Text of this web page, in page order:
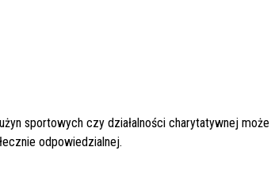
sportowych czy działalności charytatywnej
odpowiedzialnej.